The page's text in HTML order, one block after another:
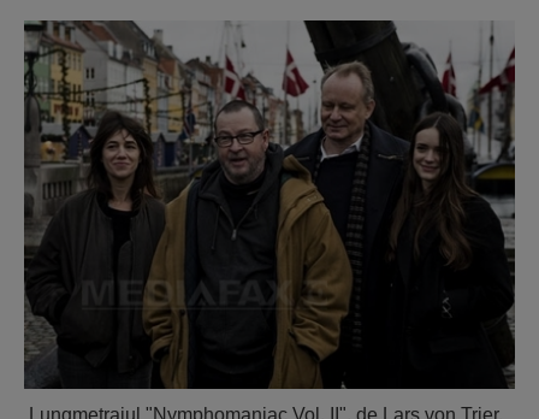
Lungmetrajul "Nymphomaniac Vol. II", de Lars von Trier,